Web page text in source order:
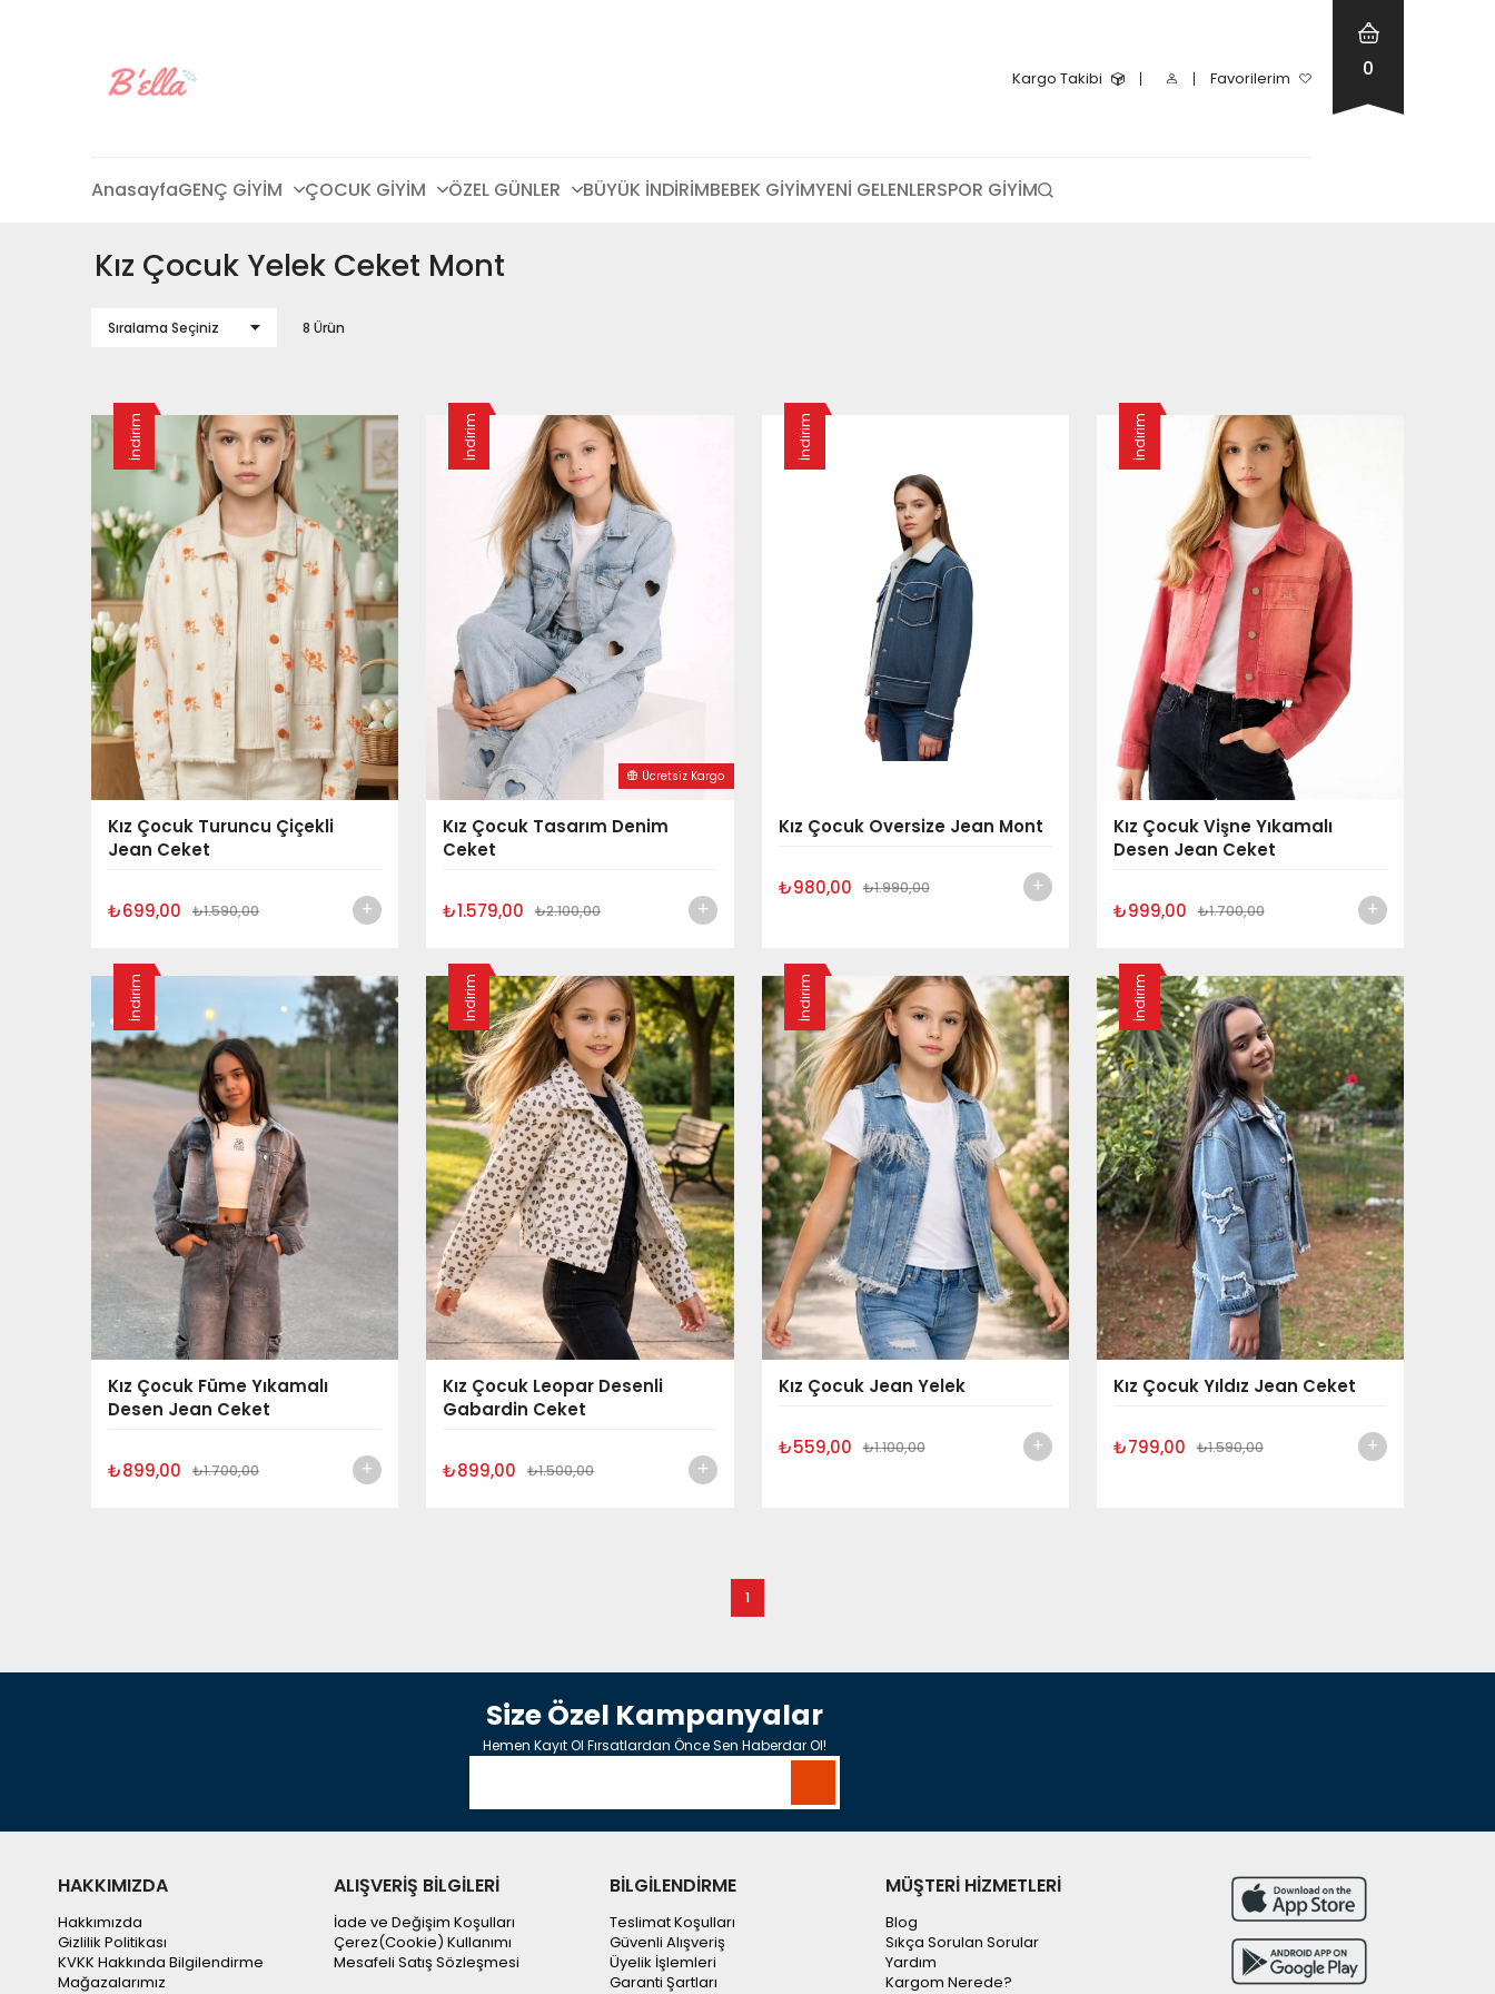
Kargo Takibi Favorilerim 0
AnasayfaGENÇ GİYİM ÇOCUK GİYİM ÖZEL GÜNLER BÜYÜK İNDİRİMBEBEK GİYİMYENİ GELENLERSPOR GİYİM
Kız Çocuk Yelek Ceket Mont
8 Ürün
Kız Çocuk Turuncu Çiçekli
Jean Ceket
₺699,00 ₺1.590,00
İndirim
Kız Çocuk Tasarım Denim
Ceket
₺1.579,00 ₺2.100,00
İndirim
Ücretsiz Kargo
Kız Çocuk Oversize Jean Mont
₺980,00 ₺1.990,00
İndirim
Kız Çocuk Vişne Yıkamalı
Desen Jean Ceket
₺999,00 ₺1.700,00
İndirim
Kız Çocuk Füme Yıkamalı
Desen Jean Ceket
₺899,00 ₺1.700,00
İndirim
Kız Çocuk Leopar Desenli
Gabardin Ceket
₺899,00 ₺1.500,00
İndirim
Kız Çocuk Jean Yelek
₺559,00 ₺1.100,00
İndirim
Kız Çocuk Yıldız Jean Ceket
₺799,00 ₺1.590,00
İndirim
1
Size Özel Kampanyalar
Hemen Kayıt Ol Fırsatlardan Önce Sen Haberdar Ol!
HAKKIMIZDA
Hakkımızda
Gizlilik Politikası
KVKK Hakkında Bilgilendirme
Mağazalarımız
ALIŞVERİŞ BİLGİLERİ
İade ve Değişim Koşulları
Çerez(Cookie) Kullanımı
Mesafeli Satış Sözleşmesi
BİLGİLENDİRME
Teslimat Koşulları
Güvenli Alışveriş
Üyelik İşlemleri
Garanti Şartları
MÜŞTERİ HİZMETLERİ
Blog
Sıkça Sorulan Sorular
Yardım
Kargom Nerede?